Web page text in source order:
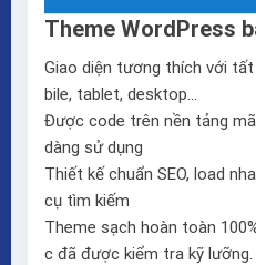
Theme WordPress
Giao diện tương thích với
bile, tablet, desktop…
Được code trên nền tảng
dàng sử dụng
Thiết kế chuẩn SEO, load
cụ tìm kiếm
Theme sạch hoàn toàn
c đã được kiểm tra kỹ lưỡng.